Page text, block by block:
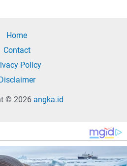
Home
Contact
Policy
© 2026 angka.id